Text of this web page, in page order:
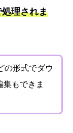
理されま
の形式でダウ
もできま